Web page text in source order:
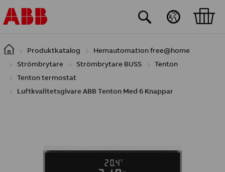
Hoppa till huvudinnehåll
Produktkatalog
Hemautomation free@home
Strömbrytare
Strömbrytare BUSS
Tenton
Tenton termostat
Luftkvalitetsgivare ABB Tenton Med 6 Knappar